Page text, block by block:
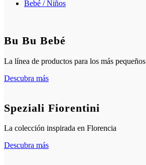
Bebé / Niños
Bu Bu Bebé
La línea de productos para los más pequeños
Descubra más
Speziali Fiorentini
La colección inspirada en Florencia
Descubra más